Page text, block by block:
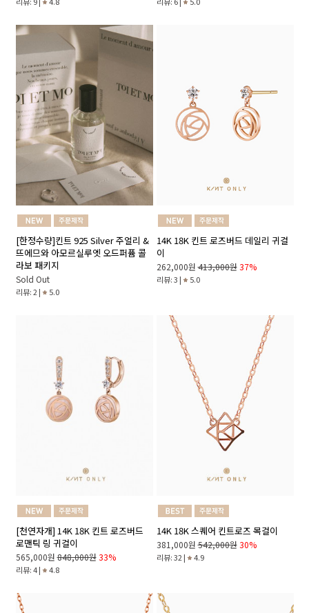
[한정수량]킨트 925 Silver 주얼리 &
뜨에므와 아모르실루엣 오드퍼퓸 콜
라보 패키지
Sold Out
리뷰: 2 | 5.0
14K 18K 킨트 로즈버드 데일리 귀걸
이
262,000원 413,000원 37%
리뷰: 3 | 5.0
[천연자개] 14K 18K 킨트 로즈버드
로맨틱 링 귀걸이
565,000원 848,000원 33%
리뷰: 4 | 4.8
14K 18K 스퀘어 킨트로즈 목걸이
381,000원 542,000원 30%
리뷰: 32 | 4.9